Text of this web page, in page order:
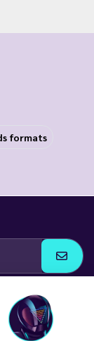
formats
de la part de